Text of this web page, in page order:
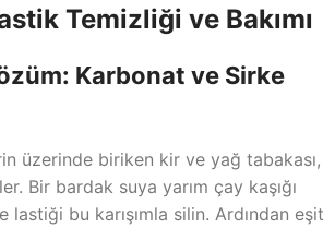
Temizliği ve Bakımı
Karbonat ve Sirke
üzerinde biriken kir ve yağ tabakası,
Bir bardak suya yarım çay kaşığı
bu karışımla silin. Ardından eşit